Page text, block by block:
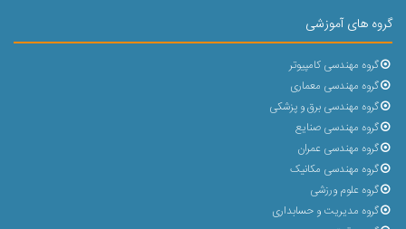
گروه های آموزشی
گروه مهندسی کامپیوتر
گروه مهندسی معماری
گروه مهندسی برق و پزشکی
گروه مهندسی صنایع
گروه مهندسی عمران
گروه مهندسی مکانیک
گروه علوم ورزشی
گروه مدیریت و حسابداری